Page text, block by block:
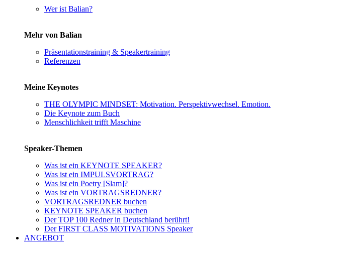
Wer ist Balian?
Mehr von Balian
Präsentationstraining & Speakertraining
Referenzen
Meine Keynotes
THE OLYMPIC MINDSET: Motivation. Perspektivwechsel. Emotion.
Die Keynote zum Buch
Menschlichkeit trifft Maschine
Speaker-Themen
Was ist ein KEYNOTE SPEAKER?
Was ist ein IMPULSVORTRAG?
Was ist ein Poetry [Slam]?
Was ist ein VORTRAGSREDNER?
VORTRAGSREDNER buchen
KEYNOTE SPEAKER buchen
Der TOP 100 Redner in Deutschland berührt!
Der FIRST CLASS MOTIVATIONS Speaker
ANGEBOT